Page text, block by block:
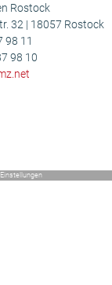
Rostock
32 | 18057 Rostock
98 11
98 10
Einstellungen